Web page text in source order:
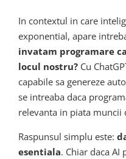
In contextul in care
exponential, apare
invatam programare
locul nostru? Cu
capabile sa genereze
se intreaba daca
relevanta in piata muncii
Raspunsul simplu este:
esentiala. Chiar daca AI